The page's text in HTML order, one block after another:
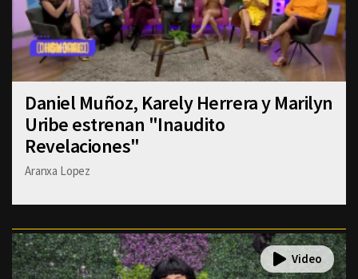
Daniel Muñoz, Karely Herrera y Marilyn
Uribe estrenan "Inaudito
Revelaciones"
Aranxa Lopez